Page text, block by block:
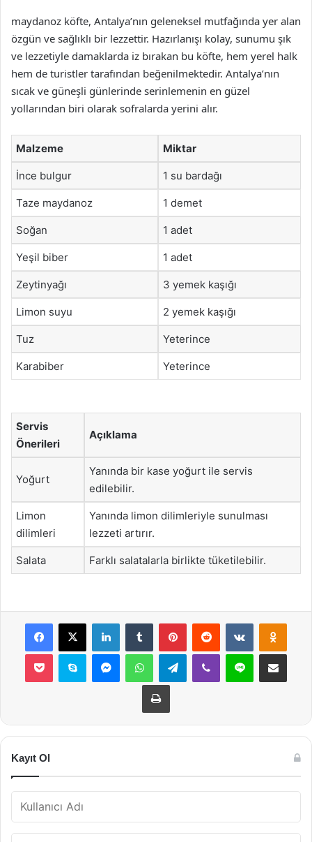
maydanoz köfte, Antalya’nın geleneksel mutfağında yer alan
özgün ve sağlıklı bir lezzettir. Hazırlanışı kolay, sunumu şık
ve lezzetiyle damaklarda iz bırakan bu köfte, hem yerel halk
hem de turistler tarafından beğenilmektedir. Antalya’nın
sıcak ve güneşli günlerinde serinlemenin en güzel
yollarından biri olarak sofralarda yerini alır.
Malzeme Miktar
İnce bulgur 1 su bardağı
Taze maydanoz 1 demet
Soğan 1 adet
Yeşil biber 1 adet
Zeytinyağı 3 yemek kaşığı
Limon suyu 2 yemek kaşığı
Tuz Yeterince
Karabiber Yeterince
Servis
Önerileri
Açıklama
Yoğurt
Yanında bir kase yoğurt ile servis
edilebilir.
Limon
dilimleri
Yanında limon dilimleriyle sunulması
lezzeti artırır.
Salata Farklı salatalarla birlikte tüketilebilir.
Facebook
X LinkedInTumblr PinterestReddit VKontakte
Pocket Skype MessengerWhatsAppTelegramViber Line E-Posta ile
Yazdır
Kayıt Ol